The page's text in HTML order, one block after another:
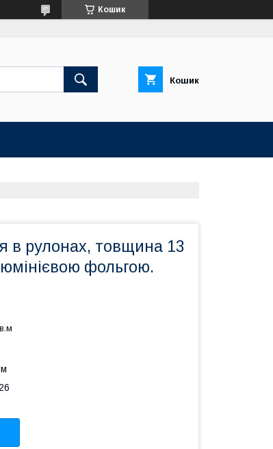
Кошик
Кошик
в рулонах, товщина 13
фольгою.